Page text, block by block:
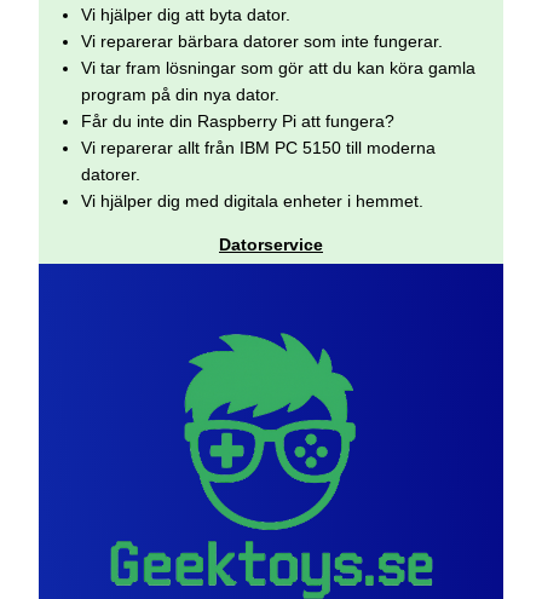
Vi hjälper dig att byta dator.
Vi reparerar bärbara datorer som inte fungerar.
Vi tar fram lösningar som gör att du kan köra gamla
program på din nya dator.
Får du inte din Raspberry Pi att fungera?
Vi reparerar allt från IBM PC 5150 till moderna
datorer.
Vi hjälper dig med digitala enheter i hemmet.
Datorservice